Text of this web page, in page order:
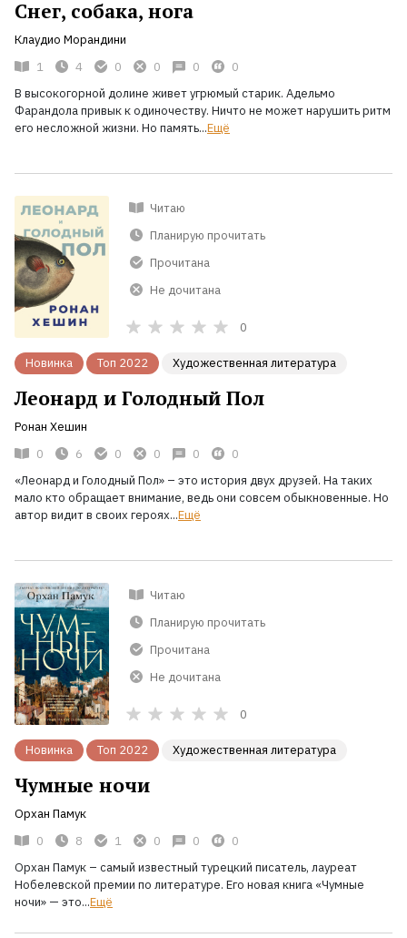
Снег, собака, нога
Клаудио Морандини
1
4 0 0 0
0
В высокогорной долине живет угрюмый старик. Адельмо
Фарандола привык к одиночеству. Ничто не может нарушить ритм
его несложной жизни. Но память...Ещё
Читаю
Планирую прочитать
Прочитана
Не дочитана
0
Новинка Топ 2022 Художественная литература
Леонард и Голодный Пол
Ронан Хешин
0
6 0 0 0
0
«Леонард и Голодный Пол» – это история двух друзей. На таких
мало кто обращает внимание, ведь они совсем обыкновенные. Но
автор видит в своих героях...Ещё
Читаю
Планирую прочитать
Прочитана
Не дочитана
0
Новинка Топ 2022 Художественная литература
Чумные ночи
Орхан Памук
0
8 1 0 0
0
Орхан Памук – самый известный турецкий писатель, лауреат
Нобелевской премии по литературе. Его новая книга «Чумные
ночи» — это...Ещё